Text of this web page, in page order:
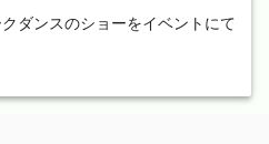
ダンスのショーをイベントにて